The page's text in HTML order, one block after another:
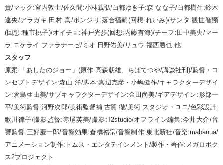
貴/マック:宮内敦士/佐久間:小林親弘/白都ゆき子:森 なな子/白都樹生:鈴木
達央/アラガキ:田村 真/ボンジリ:落合福嗣(回想:れいみ)/サンタ:観世智顕
(回想:種市桃子)/オイチョ:神戸光歩(回想:内藤有海)/チーフ:田中美央/マー
ラ:ニケライ ファラナーゼ/ミオ:日野佑美/リュウ:福西勝也 他
スタッフ
原案:「あしたのジョー」(原作:高森朝雄、ちばてつや/講談社刊)/監督・コ
ンセプトデザイン:森山 洋/脚本:真辺克彦・小嶋健作/キャラクターデザイ
ン:倉島亜由美/サブキャラクターデザイン:金田尚美/ギアデザイン:形部一
平/美術監督:河野次郎/美術監督補:古賀 徹/美術:スタジオ・ユニ/色彩設計:
歌川律子/撮影監督:赤尾英美/撮影:T2studio/オフライン編集:今井大介/音
響監督:三好慶一郎/音響効果:倉橋裕宗/音響制作:東北新社/音楽:mabanua/
アニメーション制作:トムス・エンタテインメント/製作・著作:メガロボク
ス2プロジェクト